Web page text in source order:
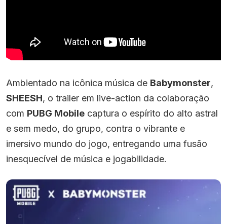
Ambientado na icônica música de Babymonster,
SHEESH, o trailer em live-action da colaboração
com PUBG Mobile captura o espírito do alto astral
e sem medo, do grupo, contra o vibrante e
imersivo mundo do jogo, entregando uma fusão
inesquecível de música e jogabilidade.